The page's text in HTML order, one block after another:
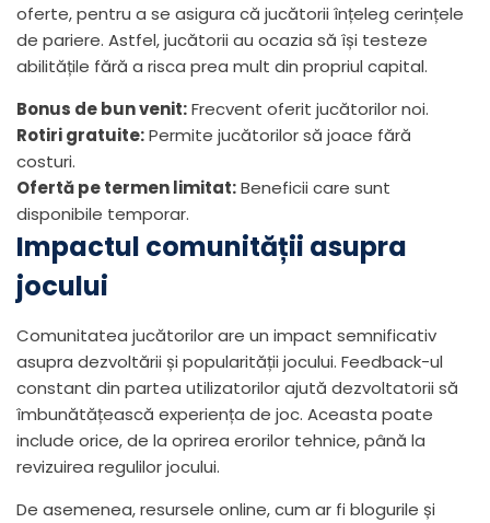
oferte, pentru a se asigura că jucătorii înțeleg cerințele
de pariere. Astfel, jucătorii au ocazia să își testeze
abilitățile fără a risca prea mult din propriul capital.
Bonus de bun venit:Frecvent oferit jucătorilor noi.
Rotiri gratuite:Permite jucătorilor să joace fără
costuri.
Ofertă pe termen limitat:Beneficii care sunt
disponibile temporar.
Impactul comunității asupra
jocului
Comunitatea jucătorilor are un impact semnificativ
asupra dezvoltării și popularității jocului. Feedback-ul
constant din partea utilizatorilor ajută dezvoltatorii să
îmbunătățească experiența de joc. Aceasta poate
include orice, de la oprirea erorilor tehnice, până la
revizuirea regulilor jocului.
De asemenea, resursele online, cum ar fi blogurile și